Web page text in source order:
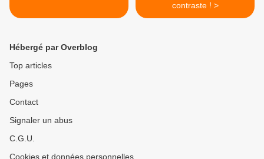
contraste ! >
Hébergé par Overblog
Top articles
Pages
Contact
Signaler un abus
C.G.U.
Cookies et données personnelles